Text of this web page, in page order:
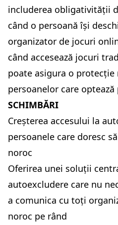
includerea obligativității
când o persoană își
organizator de jocuri
când accesează jocuri
poate asigura o protecție
persoanelor care
SCHIMBĂRI
Creșterea accesului la
persoanele care doresc
noroc
Oferirea unei soluții
autoexcludere care nu
a comunica cu toți
noroc pe rând